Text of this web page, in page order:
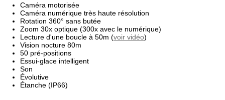
Caméra motorisée
Caméra numérique très haute résolution
Rotation 360° sans butée
Zoom 30x optique (300x avec le numérique)
Lecture d'une boucle à 50m (voir vidéo)
Vision nocture 80m
50 pré-positions
Essui-glace intelligent
Son
Évolutive
Étanche (IP66)